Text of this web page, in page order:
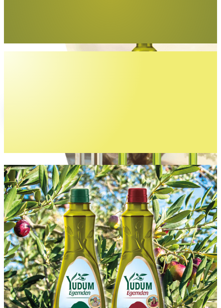
Gurme Lezzetler
İncele